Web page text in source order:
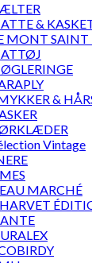
&
MONT SAINT
&
Vintage
MARCHÉ